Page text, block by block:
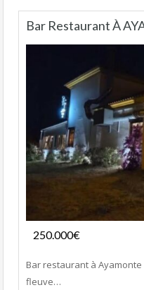
Bar Restaurant À
250.000€
Bar restaurant à
fleuve…